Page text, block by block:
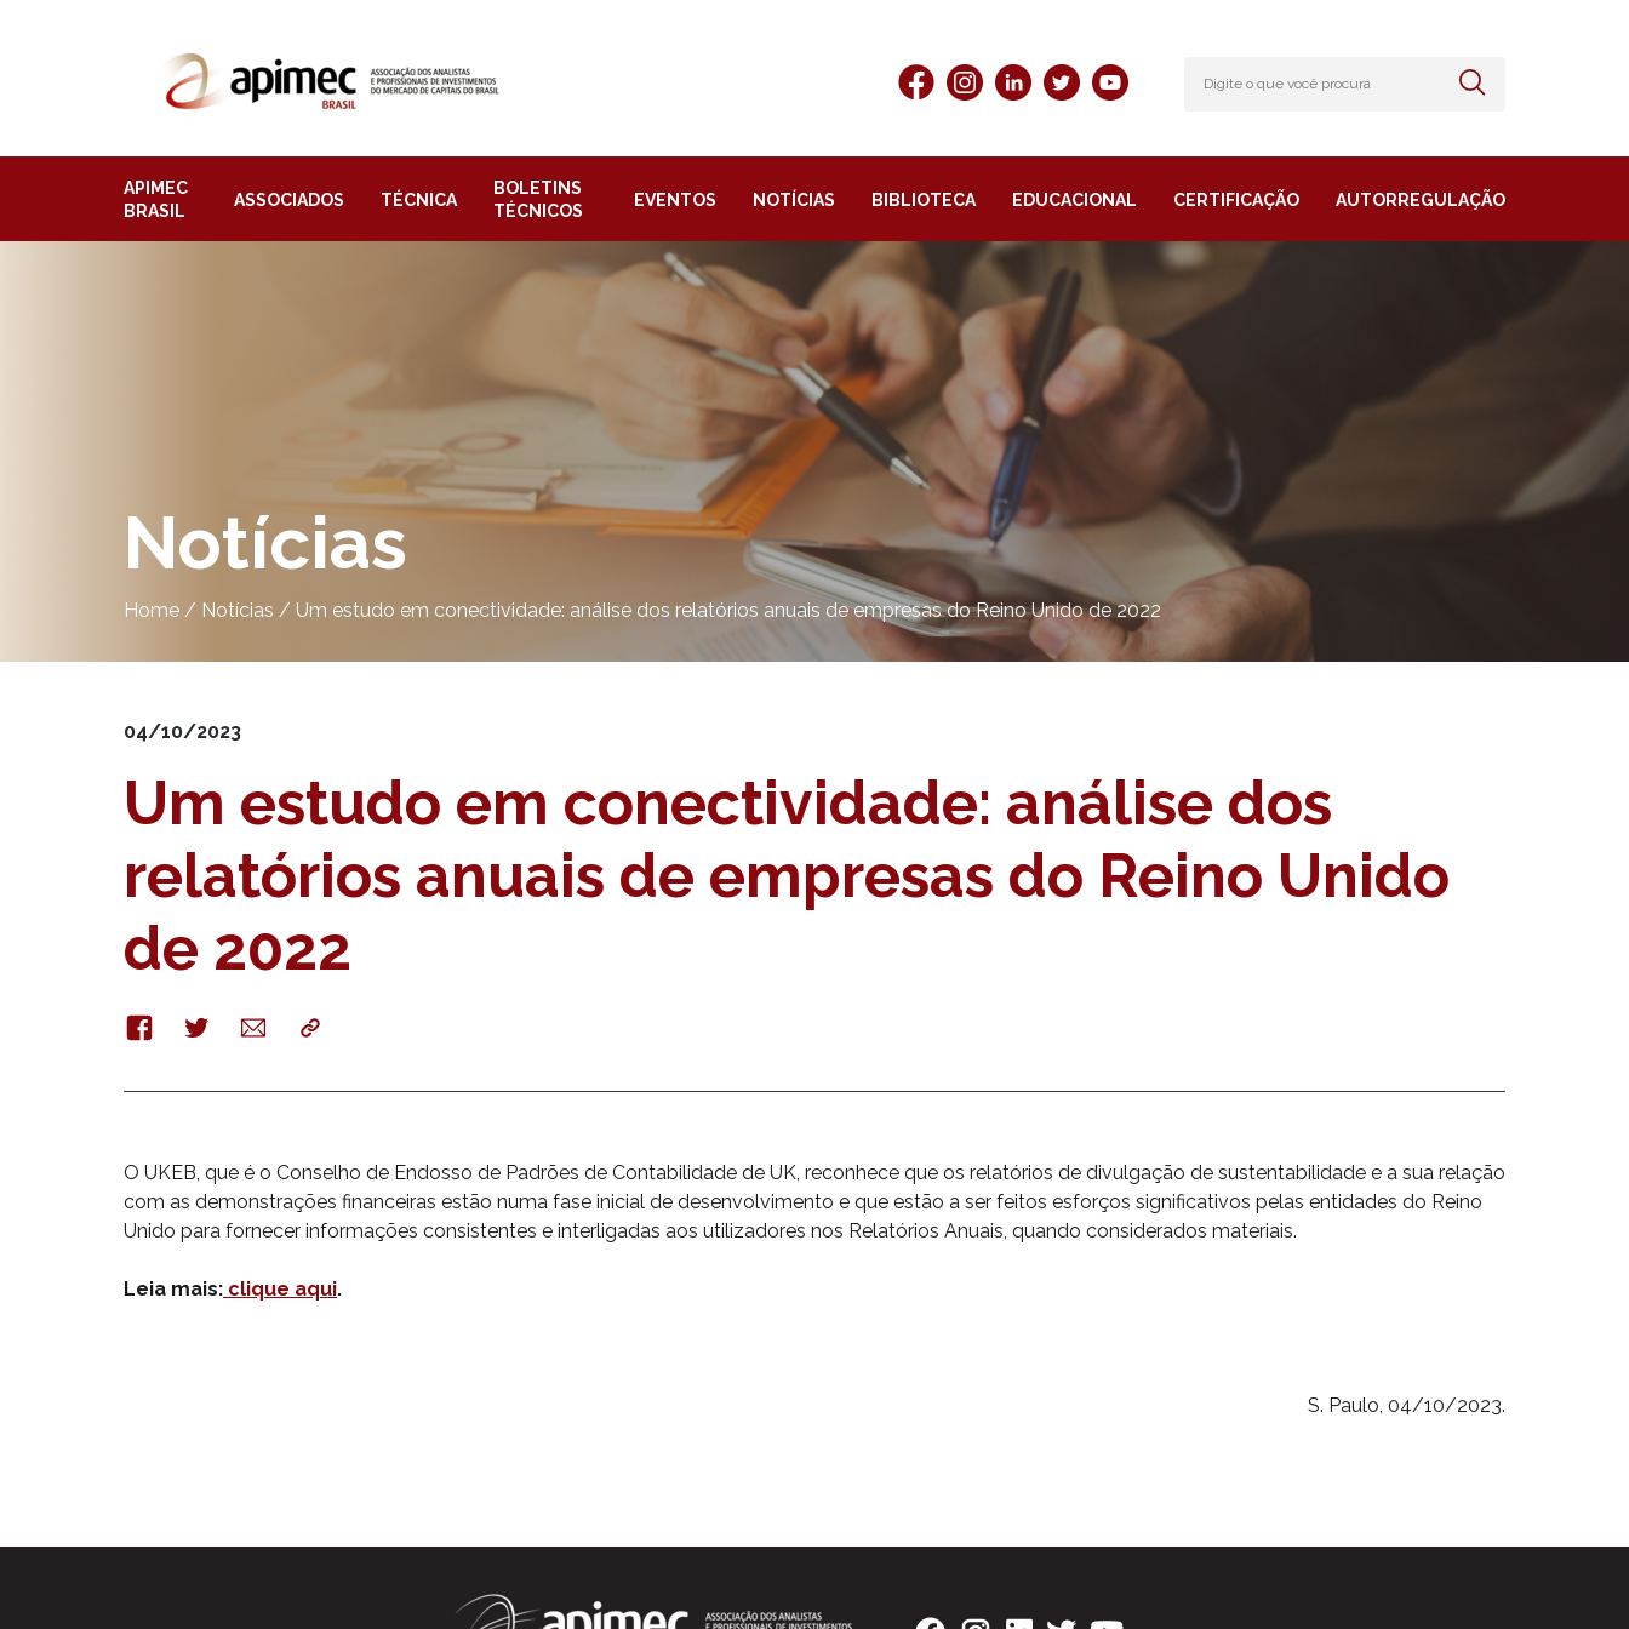
APIMEC
BRASIL
ASSOCIADOS TÉCNICA
BOLETINS
TÉCNICOS
EVENTOS NOTÍCIAS BIBLIOTECA EDUCACIONAL CERTIFICAÇÃO AUTORREGULAÇÃO
Notícias
Home / Notícias / Um estudo em conectividade: análise dos relatórios anuais de empresas do Reino Unido de 2022
04/10/2023
Um estudo em conectividade: análise dos
relatórios anuais de empresas do Reino Unido
de 2022
FacebookTwitterE-
mail
Copy
O UKEB, que é o Conselho de Endosso de Padrões de Contabilidade de UK, reconhece que os relatórios de divulgação de sustentabilidade e a sua relação
com as demonstrações financeiras estão numa fase inicial de desenvolvimento e que estão a ser feitos esforços significativos pelas entidades do Reino
Unido para fornecer informações consistentes e interligadas aos utilizadores nos Relatórios Anuais, quando considerados materiais.
Leia mais: clique aqui.
S. Paulo, 04/10/2023.